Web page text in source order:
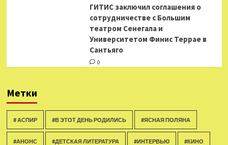
ГИТИС заключил соглашения о
сотрудничестве с Большим
театром Сенегала и
Университетом Финис Террае в
Сантьяго
0
Метки
# АСПИР #В ЭТОТ ДЕНЬ РОДИЛИСЬ #ЯСНАЯ ПОЛЯНА
#АНОНС #ДЕТСКАЯ ЛИТЕРАТУРА #ИНТЕРВЬЮ #КИНО